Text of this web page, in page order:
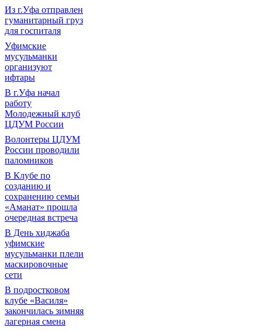
Из г.Уфа отправлен
гуманитарный груз
для госпиталя
Уфимские
мусульманки
организуют
ифтары
В г.Уфа начал
работу
Молодежный клуб
ЦДУМ России
Волонтеры ЦДУМ
России проводили
паломников
В Клубе по
созданию и
сохранению семьи
«Аманат» прошла
очередная встреча
В День хиджаба
уфимские
мусульманки плели
маскировочные
сети
В подростковом
клубе «Василя»
закончилась зимняя
лагерная смена